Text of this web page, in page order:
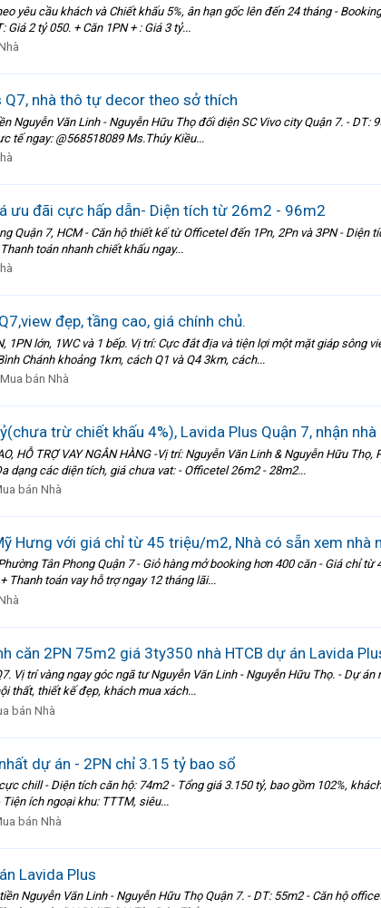
yêu cầu khách và Chiết khấu 5%, ân hạn gốc lên đến 24 tháng -
2 tỷ 050. + Căn 1PN + : Giá 3 tỷ...
Q7, nhà thô tự decor theo sở thích
Nguyễn Văn Linh - Nguyễn Hữu Thọ đối diện SC Vivo city Quận 7. - DT:
tế ngay: @568518089 Ms.Thúy Kiều...
ưu đãi cực hấp dẫn- Diện tích từ 26m2 - 96m2
Quận 7, HCM - Căn hộ thiết kế từ Officetel đến 1Pn, 2Pn và 3PN -
toán nhanh chiết khấu ngay...
đẹp, tầng cao, giá chính chủ.
lớn, 1WC và 1 bếp. Vị trí: Cực đắt địa và tiện lợi một mặt giáp sông
Chánh khoảng 1km, cách Q1 và Q4 3km, cách...
Mua bán Nhà
trừ chiết khấu 4%), Lavida Plus Quận 7, nhận nhà
HỖ TRỢ VAY NGÂN HÀNG -Vị trí: Nguyễn Văn Linh & Nguyễn Hữu
dạng các diện tích, giá chưa vat: - Officetel 26m2 - 28m2...
bán Nhà
Hưng với giá chỉ từ 45 triệu/m2, Nhà có sẵn xem nhà
Tân Phong Quận 7 - Giỏ hàng mở booking hơn 400 căn - Giá chỉ
Thanh toán vay hỗ trợ ngay 12 tháng lãi...
căn 2PN 75m2 giá 3ty350 nhà HTCB dự án Lavida
Vị trí vàng ngay góc ngã tư Nguyễn Văn Linh - Nguyễn Hữu Thọ. - Dự
thất, thiết kế đẹp, khách mua xách...
bán Nhà
dự án - 2PN chỉ 3.15 tỷ bao sổ
chill - Diện tích căn hộ: 74m2 - Tổng giá 3.150 tỷ, bao gồm 102%,
ích ngoại khu: TTTM, siêu...
bán Nhà
Lavida Plus
Nguyễn Văn Linh - Nguyễn Hữu Thọ Quận 7. - DT: 55m2 - Căn hộ